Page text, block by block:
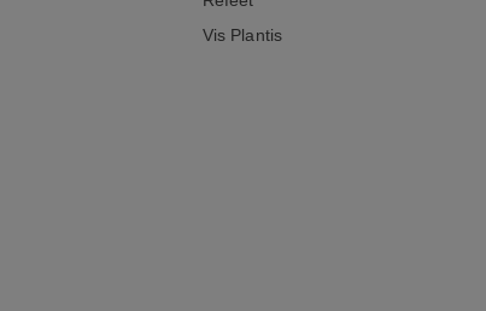
Vis Plantis